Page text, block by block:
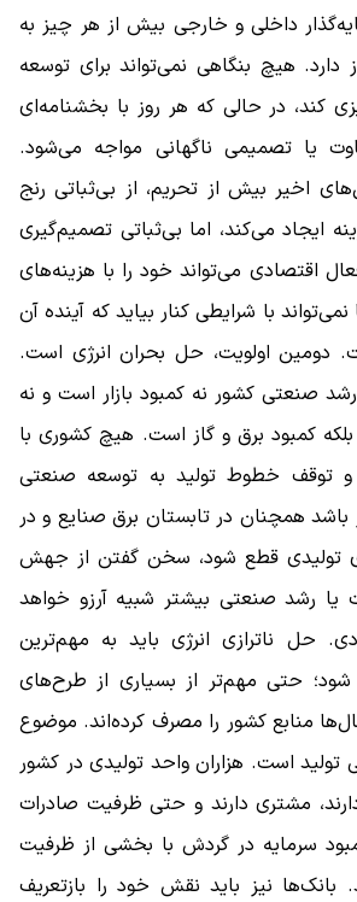
داخلی و خارجی بیش از هر چیز به
دارد. هیچ بنگاهی نمی‌تواند برای توسعه
کند، در حالی که هر روز با بخشنامه‌ای
یا تصمیمی ناگهانی مواجه می‌شود.
اخیر بیش از تحریم، از بی‌ثباتی رنج
ایجاد می‌کند، اما بی‌ثباتی تصمیم‌گیری
اقتصادی می‌تواند خود را با هزینه‌های
نمی‌تواند با شرایطی کنار بیاید که آینده آن
دومین اولویت، حل بحران انرژی است.
صنعتی کشور نه کمبود بازار است و نه
کمبود برق و گاز است. هیچ کشوری با
و توقف خطوط تولید به توسعه صنعتی
باشد همچنان در تابستان برق صنایع و در
تولیدی قطع شود، سخن گفتن از جهش
یا رشد صنعتی بیشتر شبیه آرزو خواهد
حل ناترازی انرژی باید به مهم‌ترین
شود؛ حتی مهم‌تر از بسیاری از طرح‌های
منابع کشور را مصرف کرده‌اند. موضوع
تولید است. هزاران واحد تولیدی در کشور
دارند، مشتری دارند و حتی ظرفیت صادرات
سرمایه در گردش با بخشی از ظرفیت
بانک‌ها نیز باید نقش خود را بازتعریف